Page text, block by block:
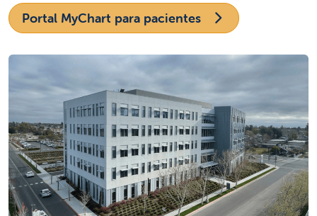
Portal MyChart para pacientes